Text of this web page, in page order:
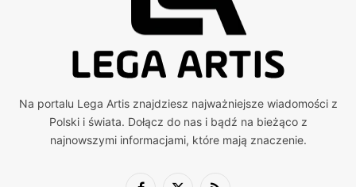
Na portalu Lega Artis znajdziesz najważniejsze wiadomości z
Polski i świata. Dołącz do nas i bądź na bieżąco z
najnowszymi informacjami, które mają znaczenie.